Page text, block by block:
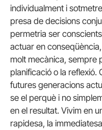
individualment i
presa de decisions
permetria ser
actuar en
molt mecànica, sempre
planificació o la reflexió.
futures generacions
se el perquè i no
en el resultat. Vivim en
rapidesa, la